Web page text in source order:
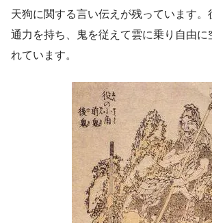
天狗に関する言い伝えが残っています。
通力を持ち、鬼を従えて雲に乗り自由に
れています。